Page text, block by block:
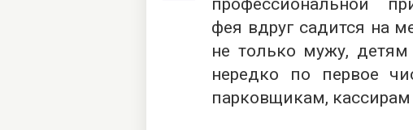
профессиональной
фея вдруг садится на
не только мужу,
нередко по первое
парковщикам,